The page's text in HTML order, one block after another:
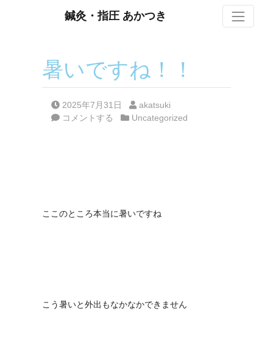
鍼灸・指圧 あかつき
暑いですね！！
Posted on
2025年7月31日 Posted by
akatsuki
コメントする
Posted in
Uncategorized
ここのところ本当に暑いですね
こう暑いと外出もなかなかできません